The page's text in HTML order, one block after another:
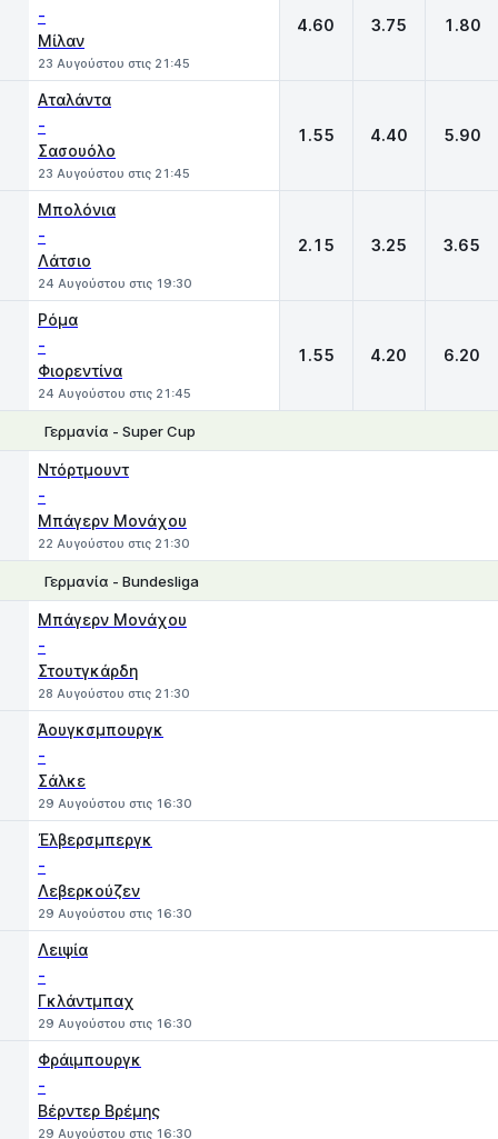
-
Μίλαν
23 Αυγούστου στις 21:45
4.60 3.75 1.80
Αταλάντα
-
Σασουόλο
23 Αυγούστου στις 21:45
1.55 4.40 5.90
Μπολόνια
-
Λάτσιο
24 Αυγούστου στις 19:30
2.15 3.25 3.65
Ρόμα
-
Φιορεντίνα
24 Αυγούστου στις 21:45
1.55 4.20 6.20
Γερμανία - Super Cup
Ντόρτμουντ
-
Μπάγερν Μονάχου
22 Αυγούστου στις 21:30
Γερμανία - Bundesliga
Μπάγερν Μονάχου
-
Στουτγκάρδη
28 Αυγούστου στις 21:30
Άουγκσμπουργκ
-
Σάλκε
29 Αυγούστου στις 16:30
Έλβερσμπεργκ
-
Λεβερκούζεν
29 Αυγούστου στις 16:30
Λειψία
-
Γκλάντμπαχ
29 Αυγούστου στις 16:30
Φράιμπουργκ
-
Βέρντερ Βρέμης
29 Αυγούστου στις 16:30